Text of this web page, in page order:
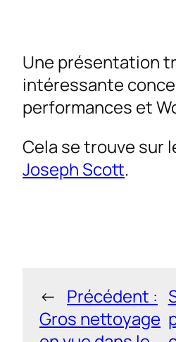
Une présentation
intéressante
performances et
Cela se trouve sur
Joseph Scott.
← Précédent :
Gros nettoyage